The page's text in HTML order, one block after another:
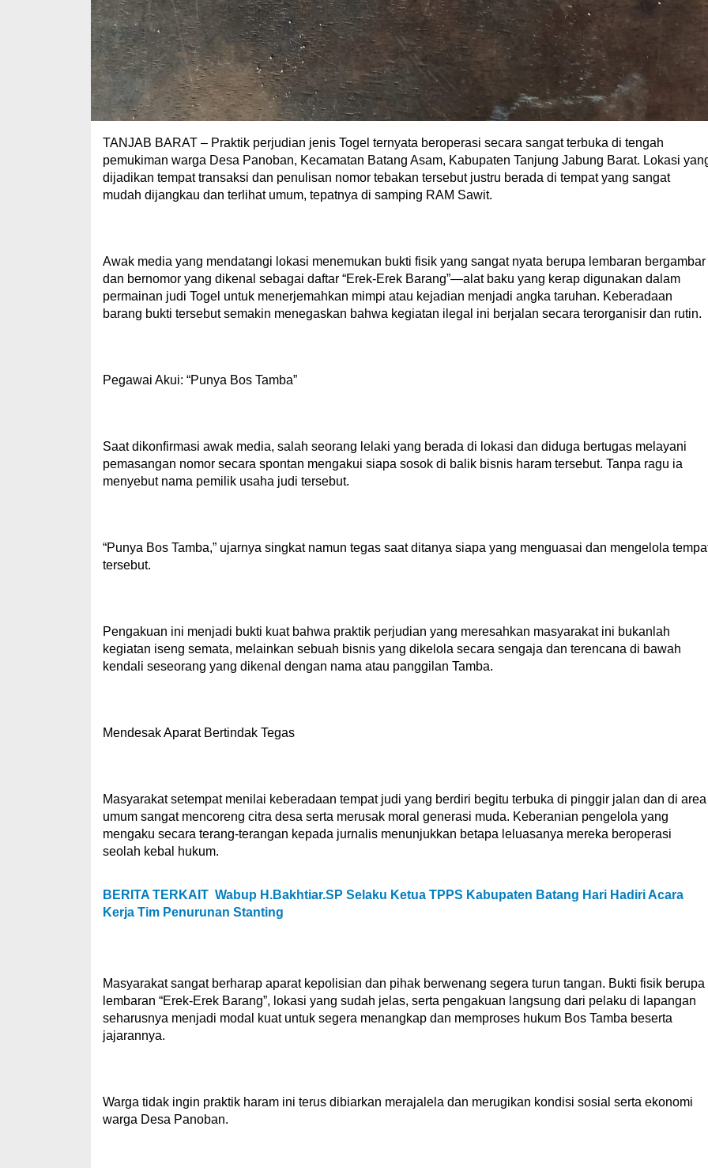
TANJAB BARAT – Praktik perjudian jenis Togel ternyata beroperasi secara sangat terbuka di tengah
pemukiman warga Desa Panoban, Kecamatan Batang Asam, Kabupaten Tanjung Jabung Barat. Lokasi
dijadikan tempat transaksi dan penulisan nomor tebakan tersebut justru berada di tempat yang sangat
mudah dijangkau dan terlihat umum, tepatnya di samping RAM Sawit.
Awak media yang mendatangi lokasi menemukan bukti fisik yang sangat nyata berupa lembaran bergambar
dan bernomor yang dikenal sebagai daftar “Erek-Erek Barang”—alat baku yang kerap digunakan dalam
permainan judi Togel untuk menerjemahkan mimpi atau kejadian menjadi angka taruhan. Keberadaan
barang bukti tersebut semakin menegaskan bahwa kegiatan ilegal ini berjalan secara terorganisir dan rutin.
Pegawai Akui: “Punya Bos Tamba”
Saat dikonfirmasi awak media, salah seorang lelaki yang berada di lokasi dan diduga bertugas melayani
pemasangan nomor secara spontan mengakui siapa sosok di balik bisnis haram tersebut. Tanpa ragu ia
menyebut nama pemilik usaha judi tersebut.
“Punya Bos Tamba,” ujarnya singkat namun tegas saat ditanya siapa yang menguasai dan mengelola
tersebut.
Pengakuan ini menjadi bukti kuat bahwa praktik perjudian yang meresahkan masyarakat ini bukanlah
kegiatan iseng semata, melainkan sebuah bisnis yang dikelola secara sengaja dan terencana di bawah
kendali seseorang yang dikenal dengan nama atau panggilan Tamba.
Mendesak Aparat Bertindak Tegas
Masyarakat setempat menilai keberadaan tempat judi yang berdiri begitu terbuka di pinggir jalan dan di area
umum sangat mencoreng citra desa serta merusak moral generasi muda. Keberanian pengelola yang
mengaku secara terang-terangan kepada jurnalis menunjukkan betapa leluasanya mereka beroperasi
seolah kebal hukum.
BERITA TERKAIT Wabup H.Bakhtiar.SP Selaku Ketua TPPS Kabupaten Batang Hari Hadiri Acara
Kerja Tim Penurunan Stanting
Masyarakat sangat berharap aparat kepolisian dan pihak berwenang segera turun tangan. Bukti fisik berupa
lembaran “Erek-Erek Barang”, lokasi yang sudah jelas, serta pengakuan langsung dari pelaku di lapangan
seharusnya menjadi modal kuat untuk segera menangkap dan memproses hukum Bos Tamba beserta
jajarannya.
Warga tidak ingin praktik haram ini terus dibiarkan merajalela dan merugikan kondisi sosial serta ekonomi
warga Desa Panoban.